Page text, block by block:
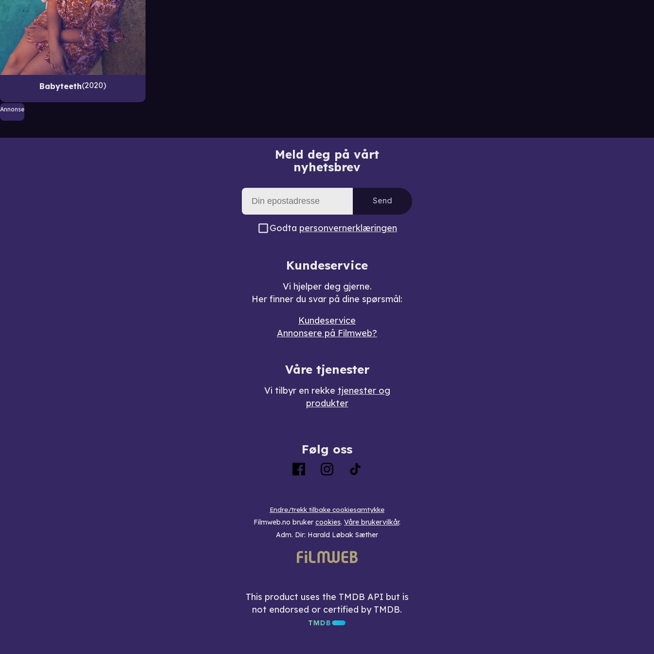
Babyteeth 2020
Annonse
Meld deg på vårt
nyhetsbrev
Send
Godta personvernerklæringen
Kundeservice
Vi hjelper deg gjerne.
Her finner du svar på dine spørsmål:
Kundeservice
Annonsere på Filmweb?
Våre tjenester
Vi tilbyr en rekke tjenester og
produkter
Følg oss
Endre/trekk tilbake cookiesamtykke
Filmweb.no bruker cookies. Våre brukervilkår.
Adm. Dir: Harald Løbak Sæther
This product uses the TMDB API but is
not endorsed or certified by TMDB.